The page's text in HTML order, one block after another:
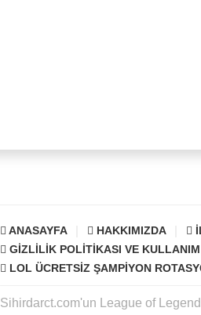
ANASAYFA HAKKIMIZDA
GIZLILIK POLITIKASI VE
LOL ÜCRETSIZ ŞAMPIYON
Sihirdarct.com'un League of